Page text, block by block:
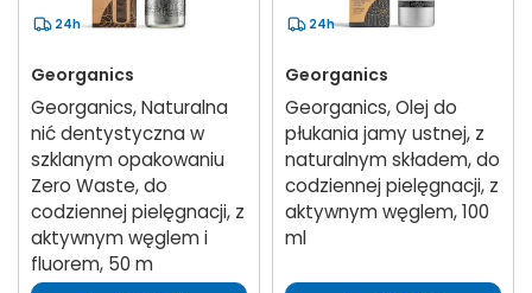
24h
Georganics
Georganics, Naturalna
nić dentystyczna w
szklanym opakowaniu
Zero Waste, do
codziennej pielęgnacji, z
aktywnym węglem i
fluorem, 50 m
24h
Georganics
Georganics, Olej do
płukania jamy ustnej, z
naturalnym składem, do
codziennej pielęgnacji, z
aktywnym węglem, 100
ml